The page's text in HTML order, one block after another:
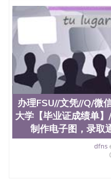
（San Jose State
文凭学位qq微信
学学历 绩单购买学
买澳洲大学毕业证成
业找人做文凭学位qq
昆士兰大学学历成绩
士做文凭/购买澳洲大
理UCONN//文凭//Q/
学【毕业证成绩单】
速制作电子图，录取
University of
办理FSU//文凭//Q/微
大学【毕业证成绩单
制作电子图，录取
dfns